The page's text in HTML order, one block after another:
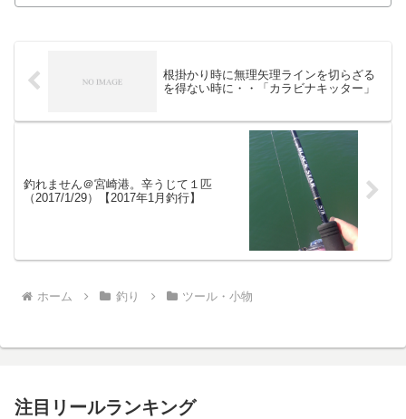
根掛かり時に無理矢理ラインを切らざる
を得ない時に・・「カラビナキッター」
釣れません＠宮崎港。辛うじて１匹
（2017/1/29）【2017年1月釣行】
ホーム 釣り ツール・小物
注目リールランキング